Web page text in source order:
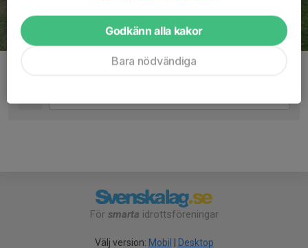
För smarta idrottsföreningar
Välj version: Mobil | Desktop
Godkänn alla kakor
Bara nödvändiga